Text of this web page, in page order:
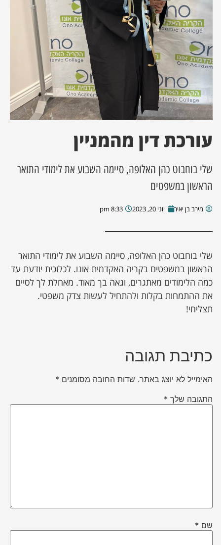
מסע מלחמה
השבוע
מקומית
עורכת דין מהמניין
שלי בוחבוט כהן האלופה, סיימה השבוע את לימודי התואר
הראשון במשפטים
מירב בן יאיר יוני 20, 2023 8:33 pm
שלי בוחבוט כהן האלופה, סיימה השבוע את לימודי התואר
הראשון במשפטים בקריה האקדמית אונו. לכלוכית יודעת עד
כמה הלימודים מאתגרים, וגאה בך מאוד. מאחלת לך לסיים
את ההתמחות בקלות ולהתחיל לעשות צדק משפטי.
תצליחי!
כתיבת תגובה
האימייל לא יוצג באתר. שדות החובה מסומנים *
התגובה שלך *
שם *